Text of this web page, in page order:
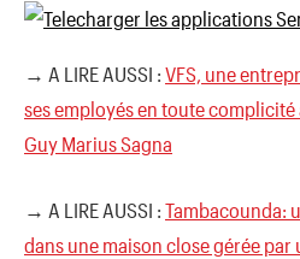
→ A LIRE AUSSI : VFS, une
ses employés en toute
Guy Marius Sagna
→ A LIRE AUSSI : Tambacounda:
dans une maison close gérée par